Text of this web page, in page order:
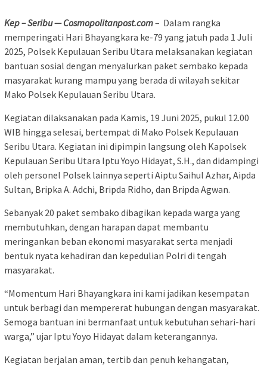
Kep – Seribu — Cosmopolitanpost.com– Dalam rangka
memperingati Hari Bhayangkara ke-79 yang jatuh pada 1 Juli
2025, Polsek Kepulauan Seribu Utara melaksanakan kegiatan
bantuan sosial dengan menyalurkan paket sembako kepada
masyarakat kurang mampu yang berada di wilayah sekitar
Mako Polsek Kepulauan Seribu Utara.
Kegiatan dilaksanakan pada Kamis, 19 Juni 2025, pukul 12.00
WIB hingga selesai, bertempat di Mako Polsek Kepulauan
Seribu Utara. Kegiatan ini dipimpin langsung oleh Kapolsek
Kepulauan Seribu Utara Iptu Yoyo Hidayat, S.H., dan didampingi
oleh personel Polsek lainnya seperti Aiptu Saihul Azhar, Aipda
Sultan, Bripka A. Adchi, Bripda Ridho, dan Bripda Agwan.
Sebanyak 20 paket sembako dibagikan kepada warga yang
membutuhkan, dengan harapan dapat membantu
meringankan beban ekonomi masyarakat serta menjadi
bentuk nyata kehadiran dan kepedulian Polri di tengah
masyarakat.
“Momentum Hari Bhayangkara ini kami jadikan kesempatan
untuk berbagi dan mempererat hubungan dengan masyarakat.
Semoga bantuan ini bermanfaat untuk kebutuhan sehari-hari
warga,” ujar Iptu Yoyo Hidayat dalam keterangannya.
Kegiatan berjalan aman, tertib dan penuh kehangatan,